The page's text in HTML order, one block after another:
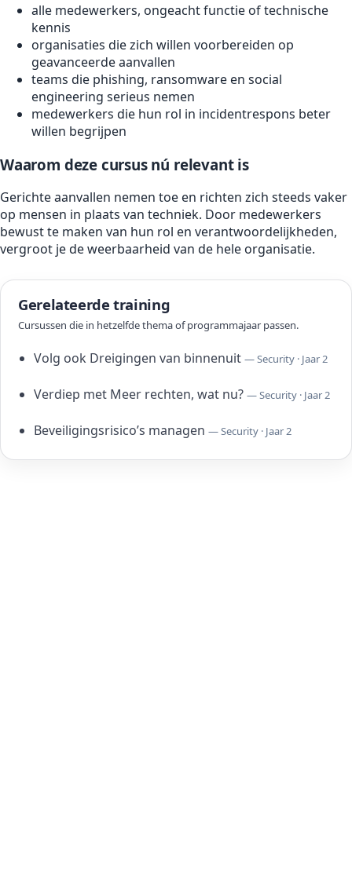
alle medewerkers, ongeacht functie of technische
kennis
organisaties die zich willen voorbereiden op
geavanceerde aanvallen
teams die phishing, ransomware en social
engineering serieus nemen
medewerkers die hun rol in incidentrespons beter
willen begrijpen
Waarom deze cursus nú relevant is
Gerichte aanvallen nemen toe en richten zich steeds vaker
op mensen in plaats van techniek. Door medewerkers
bewust te maken van hun rol en verantwoordelijkheden,
vergroot je de weerbaarheid van de hele organisatie.
Gerelateerde training
Cursussen die in hetzelfde thema of programmajaar passen.
Volg ook Dreigingen van binnenuit — Security · Jaar 2
Verdiep met Meer rechten, wat nu? — Security · Jaar 2
Beveiligingsrisico’s managen — Security · Jaar 2